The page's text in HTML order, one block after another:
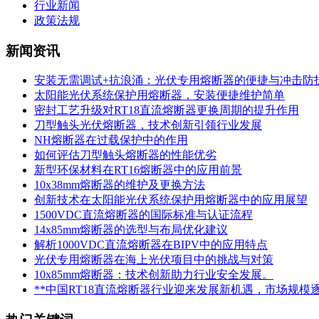
行业新闻
政策法规
新闻资讯
安装无需调试+抗浪涌：光伏专用熔断器的便捷与冲击防
太阳能光伏系统保护用熔断器，安装便捷维护简单
密封工艺升级对RT18直流熔断器更换周期的提升作用
刀型触头光伏熔断器，技术创新引领行业发展
NH熔断器在过载保护中的作用
如何评估刀型触头熔断器的性能优劣
新型环保材料在RT16熔断器中的应用前景
10x38mm熔断器的维护及更换方法
创新技术在太阳能光伏系统保护用熔断器中的应用展望
1500VDC直流熔断器的国际标准与认证流程
14x85mm熔断器的选型与布局优化建议
解析1000VDC直流熔断器在BIPV中的应用特点
光伏专用熔断器在海上光伏项目中的挑战与对策
10x85mm熔断器：技术创新助力行业安全发展。
**中国RT18直流熔断器行业迎来发展新机遇，市场规模